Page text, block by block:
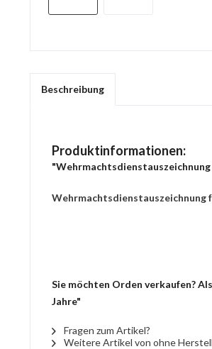
Beschreibung
Produktinformationen:
"Wehrmachtsdienstauszeichnung
Wehrmachtsdienstauszeichnung
Sie möchten Orden verkaufen?
Jahre"
Fragen zum Artikel?
Weitere Artikel von ohne